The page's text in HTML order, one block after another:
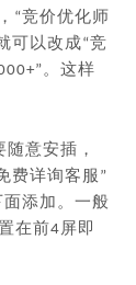
“竞价优化师
可以改成“竞
。这样
意安插，
费详询客服”
添加。一般
在前4屏即